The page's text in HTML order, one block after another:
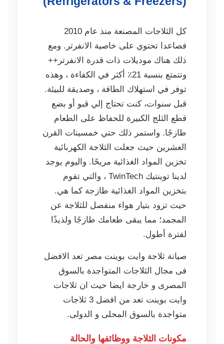
كل الثلاجات المصنعة منذ عام 2010
فصاعدا تحتوي على خاصية الانفرتر. ومع
ذلك هناك موديلات ذات قدرة الانفرتر++
وتتمتع بنسبة 21٪ أكثر في الكفاءة ، وهذه
توفر في استهلاك الطاقة ، وصديقة للبيئة.
قبل سنوات، كنت تحتاج إلي قبو أو بضع
قطع الثلج الكبيرة للحفاظ على الطعام
طازجًا. واستمر ذلك حتي خمسينات القرن
العشرين حيث جعلت الثلاجة الكهربائية
تخزين المواد الغذائية مريحًا. واليوم يوجد
لدينا توينتيك TwinTech ، والتي تقوم
بتخزين المواد الغذائية طازجة كما هي.
حيث تزود بتيار هواء منفصل للثلاجة عن
المجمد؛ مما يبقى طعامك طازجًا ولذيذًا
لفترة أطول.
صيانة ثلاجة وايت بوينت مصر تعد الافضل
فى مجال الثلاجات المتواجدة بالسوق
المصرى و خارجة ايضا حيث ان ثلاجات
وايت بوينت تعد من افضل 3 ثلاجات
متواجدة بالسوق المحلى و الدولى.
مكونات الثلاجة ووظائفها والحالة